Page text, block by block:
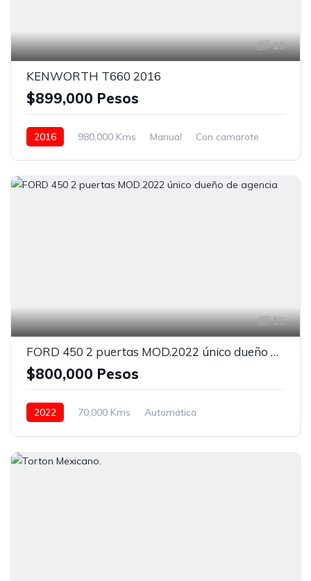
13
KENWORTH T660 2016
$899,000 Pesos
2016 980,000 Kms Manual Con camarote
12
FORD 450 2 puertas MOD.2022 único dueño de agencia
$800,000 Pesos
2022 70,000 Kms
Automática
Espejos de amplitud
Aire Acondicionado